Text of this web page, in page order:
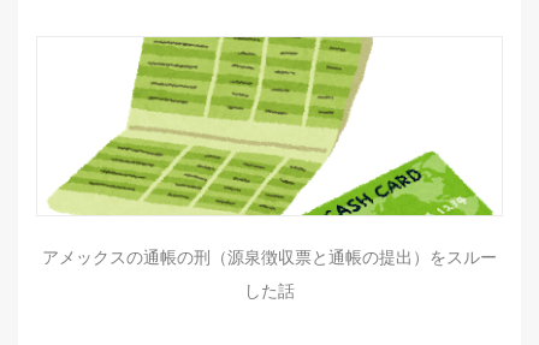
アメックスの通帳の刑（源泉徴収票と通帳の提出）をスルー
した話